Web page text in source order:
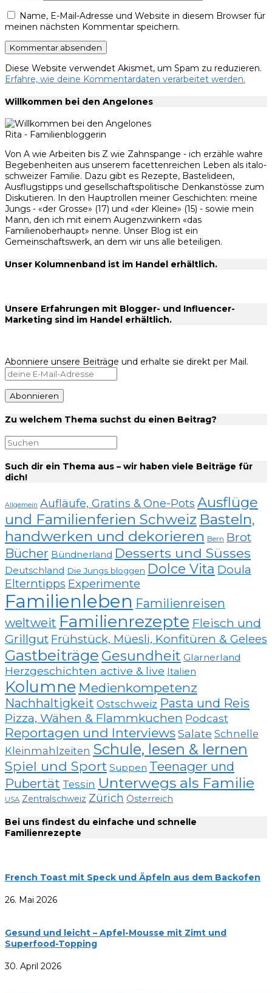
Name, E-Mail-Adresse und Website in diesem Browser für
meinen nächsten Kommentar speichern.
Diese Website verwendet Akismet, um Spam zu reduzieren.
Erfahre, wie deine Kommentardaten verarbeitet werden.
Willkommen bei den Angelones
Rita - Familienbloggerin
Von A wie Arbeiten bis Z wie Zahnspange - ich erzähle wahre
Begebenheiten aus unserem facettenreichen Leben als italo-
schweizer Familie. Dazu gibt es Rezepte, Bastelideen,
Ausflugstipps und gesellschaftspolitische Denkanstösse zum
Diskutieren. In den Hauptrollen meiner Geschichten: meine
Jungs - «der Grosse» (17) und «der Kleine» (15) - sowie mein
Mann, den ich mit einem Augenzwinkern «das
Familienoberhaupt» nenne. Unser Blog ist ein
Gemeinschaftswerk, an dem wir uns alle beteiligen.
Unser Kolumnenband ist im Handel erhältlich.
Unsere Erfahrungen mit Blogger- und Influencer-
Marketing sind im Handel erhältlich.
Abonniere unsere Beiträge und erhalte sie direkt per Mail.
Zu welchem Thema suchst du einen Beitrag?
Such dir ein Thema aus – wir haben viele Beiträge für
dich!
Allgemein Aufläufe, Gratins & One-Pots Ausflüge
und Familienferien Schweiz Basteln,
handwerken und dekorieren Bern Brot
Bücher Bündnerland Desserts und Süsses
Deutschland Die Jungs bloggen Dolce Vita Doula
Elterntipps Experimente
Familienleben Familienreisen
weltweit Familienrezepte Fleisch und
Grillgut Frühstück, Müesli, Konfitüren & Gelees
Gastbeiträge Gesundheit Glarnerland
Herzgeschichten active & live Italien
Kolumne Medienkompetenz
Nachhaltigkeit Ostschweiz Pasta und Reis
Pizza, Wähen & Flammkuchen Podcast
Reportagen und InterviewsSalate Schnelle
Kleinmahlzeiten Schule, lesen & lernen
Spiel und Sport Suppen Teenager und
Pubertät Tessin Unterwegs als Familie
USA Zentralschweiz Zürich Österreich
Bei uns findest du einfache und schnelle
Familienrezepte
French Toast mit Speck und Äpfeln aus dem Backofen
26. Mai 2026
Gesund und leicht – Apfel-Mousse mit Zimt und
Superfood-Topping
30. April 2026